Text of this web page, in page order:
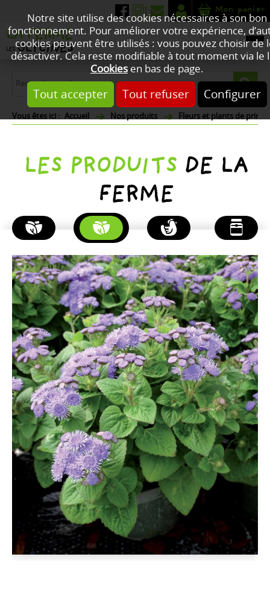
Notre site utilise des cookies nécessaires à son bon
fonctionnement. Pour améliorer votre expérience,
cookies peuvent être utilisés : vous pouvez choisir de
désactiver. Cela reste modifiable à tout moment via le
Cookies en bas de page.
Tout accepter Tout refuser Configurer
Mon panier
Accueil Nos produits Fleurs et plants de
LES PRODUITS DE LA
FERME
PLANTES
D'AUTOMNE
FLEURS
ET
PLANTS
DE
PRINTEMPS
POULETS
ET
PINTADES
PRODUITS
DE
L'ÉPICERIE